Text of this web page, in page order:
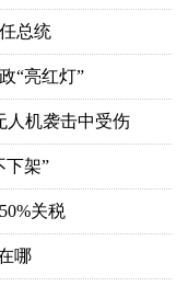
总统
“亮红灯”
人机袭击中受伤
下架”
关税
哪